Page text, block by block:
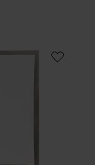
silber 4 Bogen
Office Sticker